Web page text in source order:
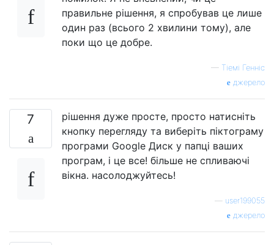
правильне рішення, я спробував це лише
один раз (всього 2 хвилини тому), але
поки що це добре.
— Тіемі Генніс
джерело
7
рішення дуже просте, просто натисніть
кнопку перегляду та виберіть піктограму
програми Google Диск у папці ваших
програм, і це все! більше не спливаючі
вікна. насолоджуйтесь!
user199055
джерело